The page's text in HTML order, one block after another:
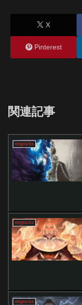
X
Pinterest
関連記事
mtgrocks
mtgrocks
mtgrocks